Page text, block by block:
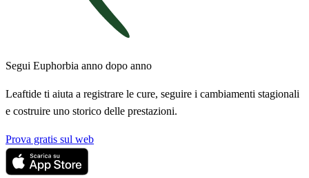
Segui Euphorbia anno dopo anno
Leaftide ti aiuta a registrare le cure, seguire i cambiamenti stagionali
e costruire uno storico delle prestazioni.
Prova gratis sul web